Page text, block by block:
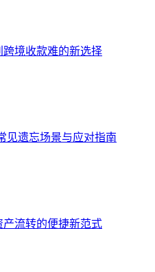
跨境收款难的新选择
见遗忘场景与应对指南
产流转的便捷新范式